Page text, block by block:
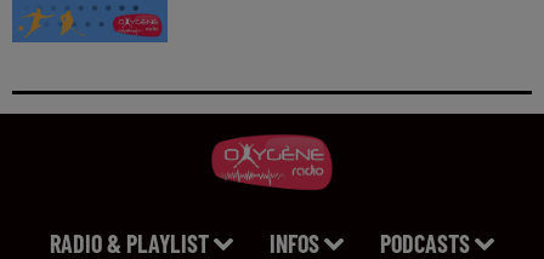
RADIO & PLAYLIST INFOS PODCASTS